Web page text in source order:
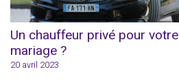
Un chauffeur privé pour votre
mariage ?
20 avril 2023